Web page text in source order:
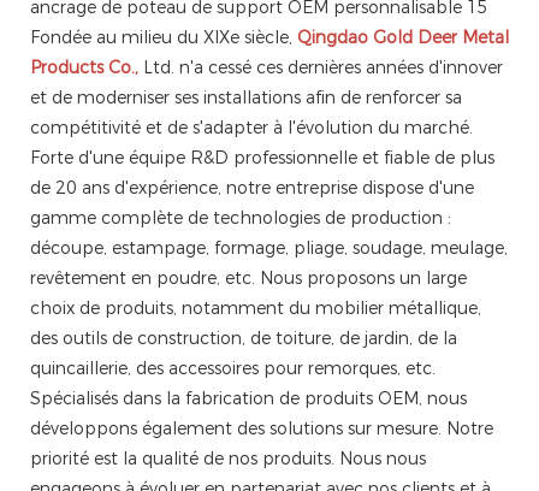
Fondée au milieu du XIXe siècle, Qingdao Gold Deer Metal
Products Co., Ltd. n'a cessé ces dernières années d'innover
et de moderniser ses installations afin de renforcer sa
compétitivité et de s'adapter à l'évolution du marché.
Forte d'une équipe R&D professionnelle et fiable de plus
de 20 ans d'expérience, notre entreprise dispose d'une
gamme complète de technologies de production :
découpe, estampage, formage, pliage, soudage, meulage,
revêtement en poudre, etc. Nous proposons un large
choix de produits, notamment du mobilier métallique,
des outils de construction, de toiture, de jardin, de la
quincaillerie, des accessoires pour remorques, etc.
Spécialisés dans la fabrication de produits OEM, nous
développons également des solutions sur mesure. Notre
priorité est la qualité de nos produits. Nous nous